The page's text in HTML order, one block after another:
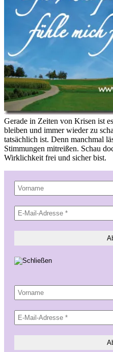
Gerade in Zeiten von Krisen ist
bleiben und immer wieder zu
tatsächlich ist. Denn manchmal
Stimmungen mitreißen. Schau
Wirklichkeit frei und sicher bist.